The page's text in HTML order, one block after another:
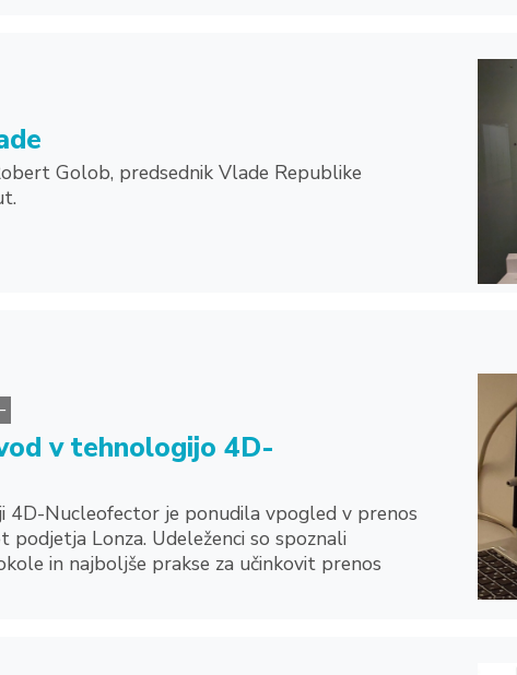
Golob, predsednik Vlade Republike
v tehnologijo 4D-
4D-Nucleofector je ponudila vpogled v prenos
podjetja Lonza. Udeleženci so spoznali
in najboljše prakse za učinkovit prenos